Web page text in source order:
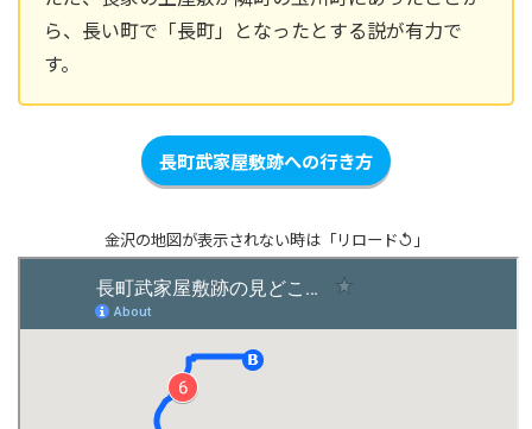
ら、長い町で「長町」となったとする説が有力で
す。
長町武家屋敷跡への行き方
金沢の地図が表示されない時は「リロード↺」